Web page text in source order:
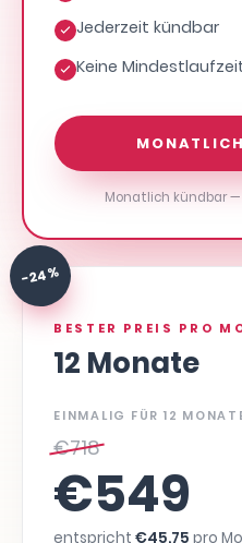
Jederzeit kündbar
Keine
Monatlich kündbar
-24 %
BESTER PREIS PRO
12 Monate
EINMALIG FÜR 12
€718
€549
entspricht €45,75 pro